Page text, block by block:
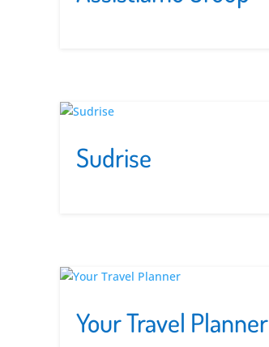
Sudrise
Your Travel Planner